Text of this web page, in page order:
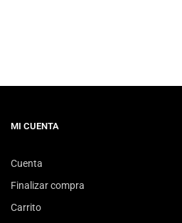
MI CUENTA
Cuenta
Finalizar compra
Carrito